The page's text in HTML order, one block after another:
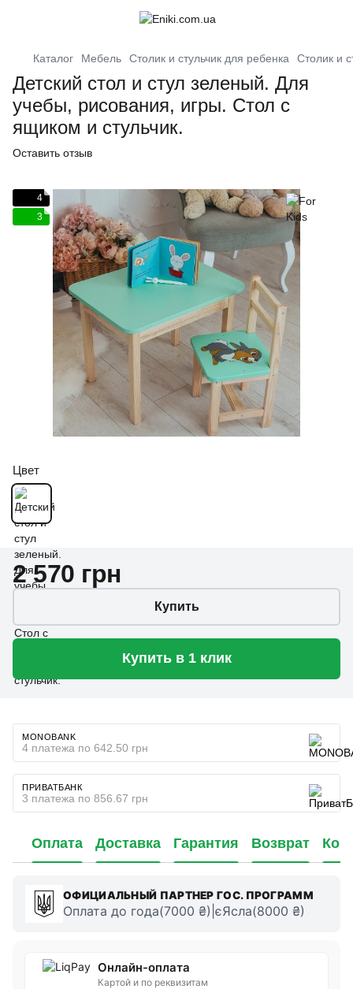
Каталог Мебель Столик и стульчик для ребенка Столик и
Детский стол и стул зеленый. Для
учебы, рисования, игры. Стол с
ящиком и стульчик.
Оставить отзыв
4
3
Цвет
2 570 грн
Купить
Купить в 1 клик
MONOBANK
4 платежа по 642.50 грн
ПРИВАТБАНК
3 платежа по 856.67 грн
Оплата Доставка Гарантия Возврат
ОФИЦИАЛЬНЫЙ ПАРТНЕР ГОС. ПРОГРАММ
Оплата до года(7000 ₴)|єЯсла(8000 ₴)
Онлайн-оплата
Картой и по реквизитам